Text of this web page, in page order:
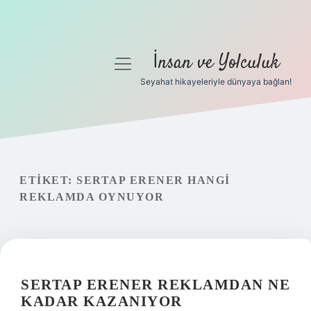
Gizlilik Politikası
Hakkımızda
menüyü İnsan ve Yolculuk
Seyahat hikayeleriyle dünyaya bağlan!
ETIKET: SERTAP ERENER HANGI
REKLAMDA OYNUYOR
SERTAP ERENER REKLAMDAN NE
KADAR KAZANIYOR